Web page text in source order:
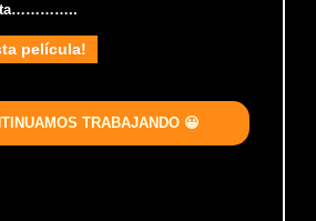
película!
TRABAJANDO 😀